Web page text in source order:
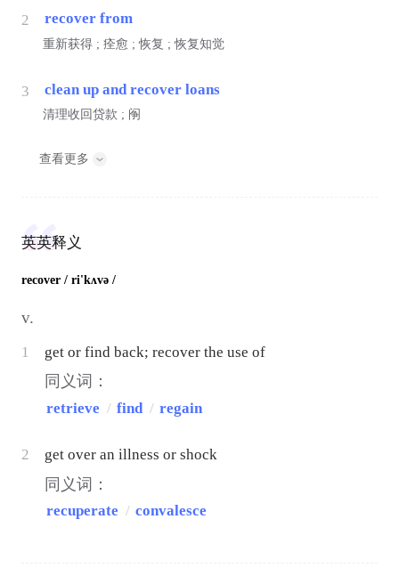
2 recover from
重新获得 ; 痊愈 ; 恢复 ; 恢复知觉
3 clean up and recover loans
清理收回贷款 ; 䦶
查看更多
英英释义
recover / ri'kʌvə /
v.
1 get or find back; recover the use of
同义词：
retrieve / find / regain
2 get over an illness or shock
同义词：
recuperate / convalesce